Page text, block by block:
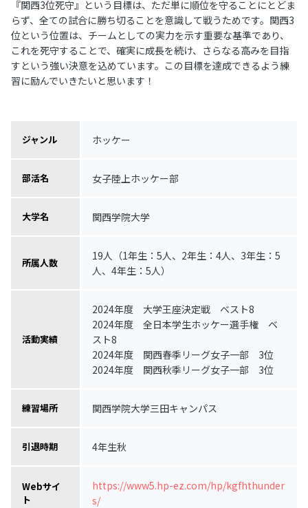
『関西3位死守』という目標は、ただ単に順位を守ることにとどま
らず、全ての試合に勝ち切ることを意識して戦うためです。関西3
位という位置は、チームとしての実力を示す重要な基準であり、
これを死守することで、確実に成長を続け、さらなる高みを目指
すという強い決意を込めています。この目標を達成できるよう練
習に励んでいきたいと思います！
ジャンル ホッケー
部活名 女子陸上ホッケー部
大学名 関西学院大学
所属人数
19人（1年生：5人、2年生：4人、3年生：5
人、4年生：5人）
活動実績
2024年度 大学王座決定戦 ベスト8
2024年度 全日本学生ホッケー選手権 ベ
スト8
2024年度 関西春季リーグ女子一部 3位
2024年度 関西秋季リーグ女子一部 3位
練習場所 関西学院大学三田キャンパス
引退時期 4年生秋
Webサイ
ト
https://www5.hp-ez.com/hp/kgfhthunder
s/